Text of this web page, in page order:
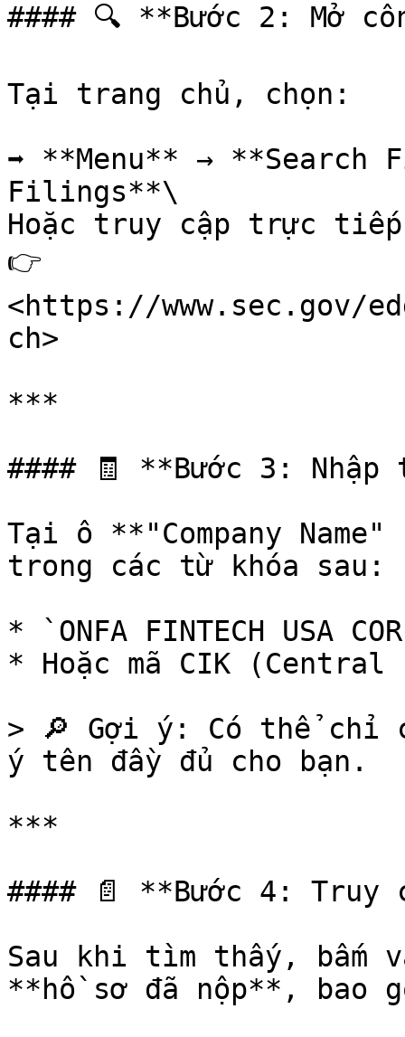
#### 🔍 **Bước 2: Mở
Tại trang chủ, chọn:
➡ **Menu** → **Search
Filings**\
Hoặc truy cập trực
👉
<https://www.sec.gov/
ch>
***
#### 🧾 **Bước 3:
Tại ô **"Company
trong các từ khóa sau:
* `ONFA FINTECH USA
* Hoặc mã CIK (Central
> 🔎 Gợi ý: Có thể chỉ
ý tên đầy đủ cho bạn.
***
#### 📄 **Bước 4: Truy
Sau khi tìm thấy, bấm
**hồ sơ đã nộp**, bao